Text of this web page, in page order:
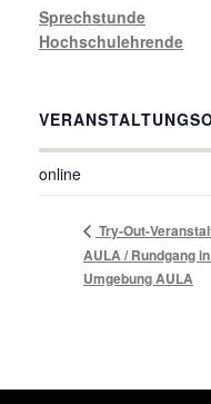
Sprechstunde
Hochschulehrende
online
Try-Out-
AULA / Rundgang
Umgebung AULA